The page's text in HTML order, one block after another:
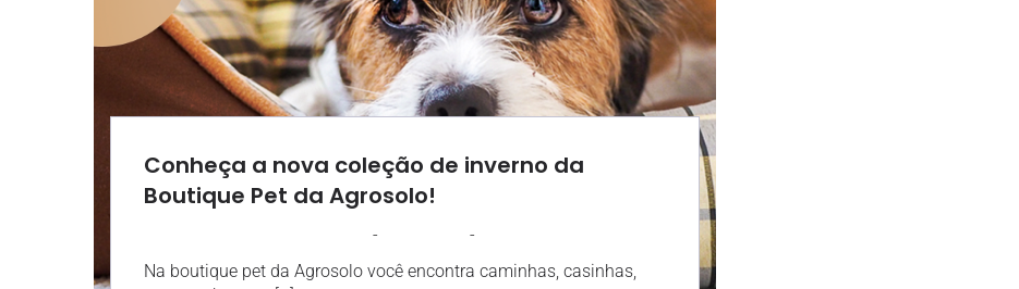
Conheça a nova coleção de inverno da
Boutique Pet da Agrosolo!
- -
Na boutique pet da Agrosolo você encontra caminhas, casinhas,